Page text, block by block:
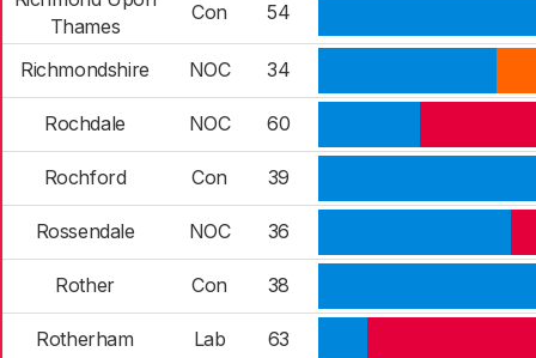
Thames
Con 54
Richmondshire NOC 34
Rochdale NOC 60
Rochford Con 39
Rossendale NOC 36
Rother Con 38
Rotherham Lab 63